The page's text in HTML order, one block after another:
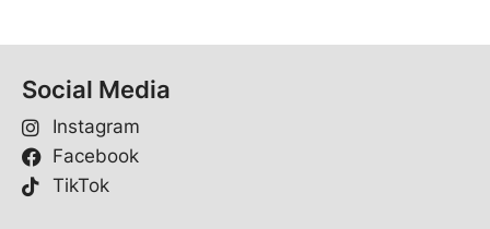
Social Media
Instagram
Facebook
TikTok